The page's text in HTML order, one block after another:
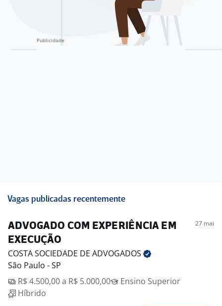
Vagas publicadas recentemente
ADVOGADO COM EXPERIÊNCIA EM
EXECUÇÃO
27 mai
COSTA SOCIEDADE DE ADVOGADOS
São Paulo - SP
R$ 4.500,00 a R$ 5.000,00
Ensino Superior
Híbrido